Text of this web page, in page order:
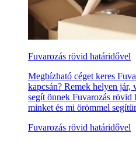
Fuvarozás rövid határidővel
Megbízható céget keres
kapcsán? Remek helyen jár,
segít önnek Fuvarozás
minket és mi örömmel
Fuvarozás rövid határidővel